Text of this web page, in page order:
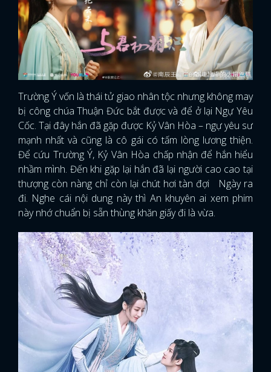
Trường Ý vốn là thái tử giao nhân tộc nhưng không may
bị công chúa Thuận Đức bắt được và để ở lại Ngự Yêu
Cốc. Tại đây hắn đã gặp được Kỷ Vân Hòa – ngự yêu sư
mạnh nhất và cũng là cô gái có tấm lòng lương thiện.
Để cứu Trường Ý, Kỷ Vân Hòa chấp nhận để hắn hiểu
nhầm mình. Đến khi gặp lại hắn đã lại người cao cao tại
thượng còn nàng chỉ còn lại chút hơi tàn đợi Ngày ra
đi. Nghe cái nội dung này thì An khuyên ai xem phim
này nhớ chuẩn bị sẵn thùng khăn giấy đi là vừa.